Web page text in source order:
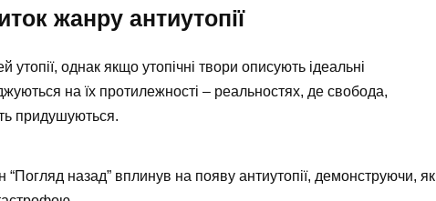
жанру антиутопії
утопії, однак якщо утопічні твори описують ідеальні
на їх протилежності – реальностях, де свобода,
придушуються.
“Погляд назад” вплинув на появу антиутопії, демонструючи, як